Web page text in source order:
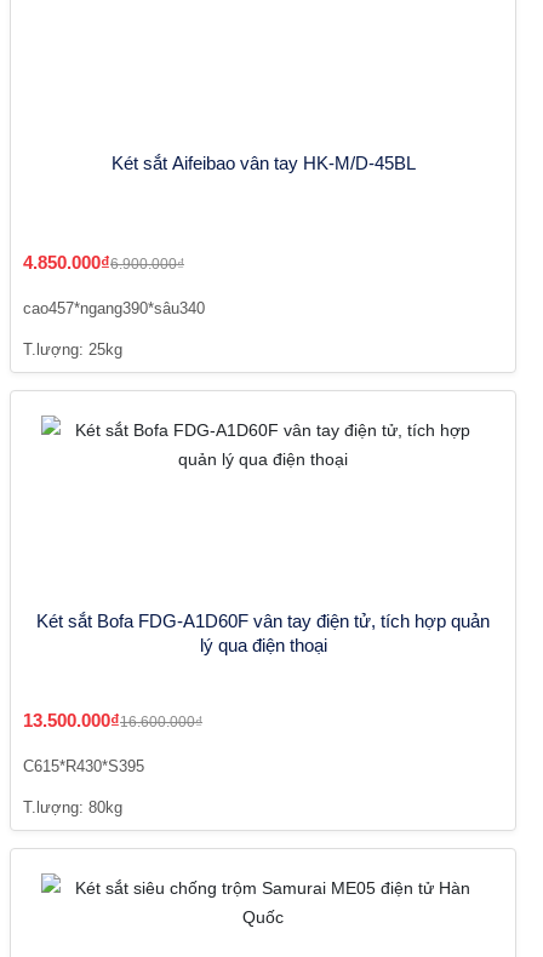
Két sắt Aifeibao vân tay HK-M/D-45BL
4.850.000₫6.900.000₫
cao457*ngang390*sâu340
T.lượng: 25kg
Két sắt Bofa FDG-A1D60F vân tay điện tử, tích hợp quản
lý qua điện thoại
13.500.000₫16.600.000₫
C615*R430*S395
T.lượng: 80kg